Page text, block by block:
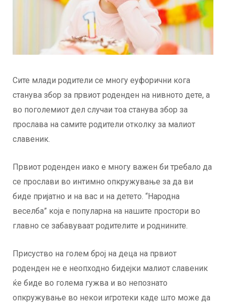
Сите млади родители се многу еуфорични кога
станува збор за првиот роденден на нивното дете, а
во поголемиот дел случаи тоа станува збор за
прослава на самите родители отколку за малиот
славеник.
Првиот роденден иако е многу важен би требало да
се прослави во интимно опкружување за да ви
биде пријатно и на вас и на детето. “Народна
веселба” која е популарна на нашите простори во
главно се забавуваат родителите и роднините.
Присуство на голем број на деца на првиот
роденден не е неопходно бидејки малиот славеник
ќе биде во голема гужва и во непознато
опкружување во некои игротеки каде што може да